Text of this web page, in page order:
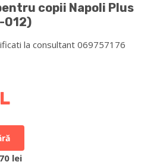
copii Napoli Plus
012)
la consultant 069757176
lei